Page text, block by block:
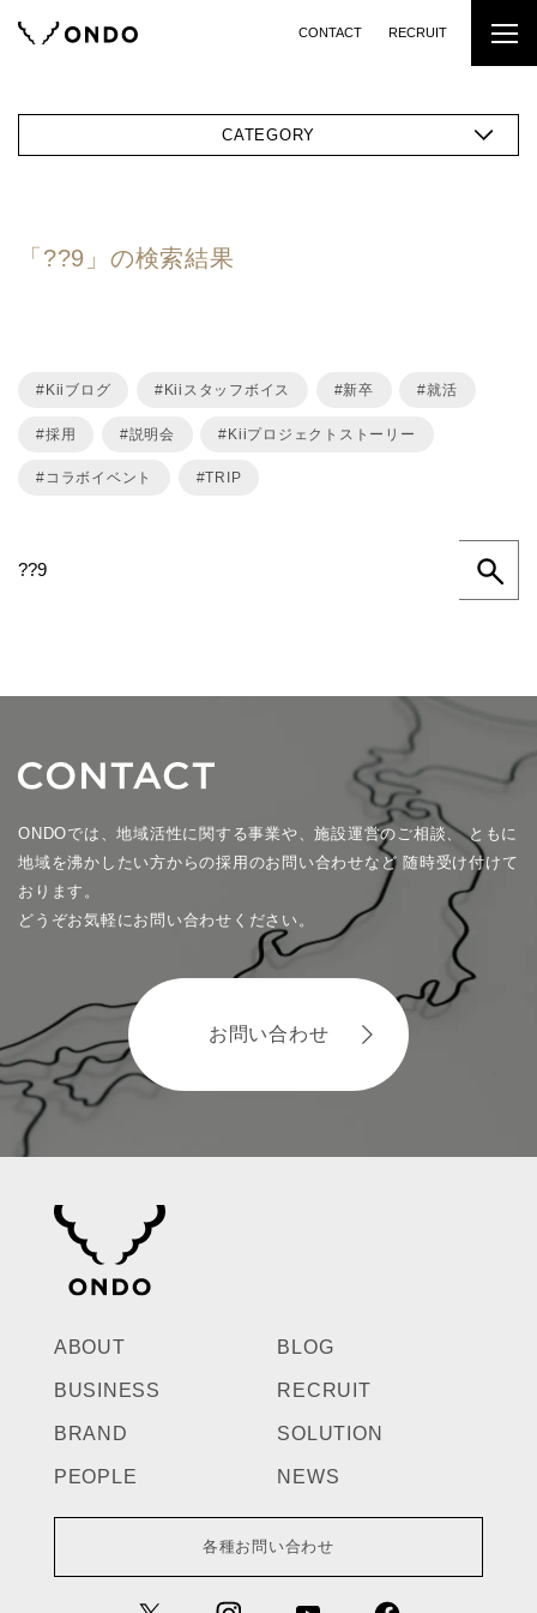
CONTACT RECRUIT
CATEGORY
「??9」の検索結果
Kiiブログ Kiiスタッフボイス 新卒 就活
採用 説明会 Kiiプロジェクトストーリー
コラボイベント TRIP
ONDOでは、地域活性に関する事業や、施設運営のご相談、ともに
地域を沸かしたい方からの採用のお問い合わせなど 随時受け付けて
おります。
どうぞお気軽にお問い合わせください。
お問い合わせ
ABOUT
BUSINESS
BRAND
PEOPLE
BLOG
RECRUIT
SOLUTION
NEWS
各種お問い合わせ